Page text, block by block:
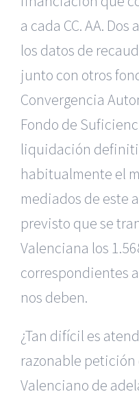
a cada CC. AA.
los datos de
junto con otros
Convergencia
Fondo de
liquidación
habitualmente el
mediados de este
previsto que se
Valenciana los
correspondientes
nos deben.
¿Tan difícil es
razonable
Valenciano de